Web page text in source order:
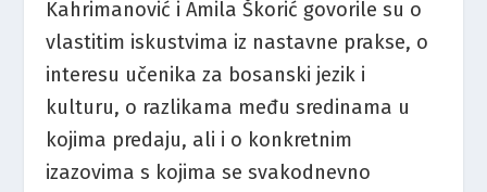
Kahrimanović i Amila Škorić govorile su o
vlastitim iskustvima iz nastavne prakse, o
interesu učenika za bosanski jezik i
kulturu, o razlikama među sredinama u
kojima predaju, ali i o konkretnim
izazovima s kojima se svakodnevno